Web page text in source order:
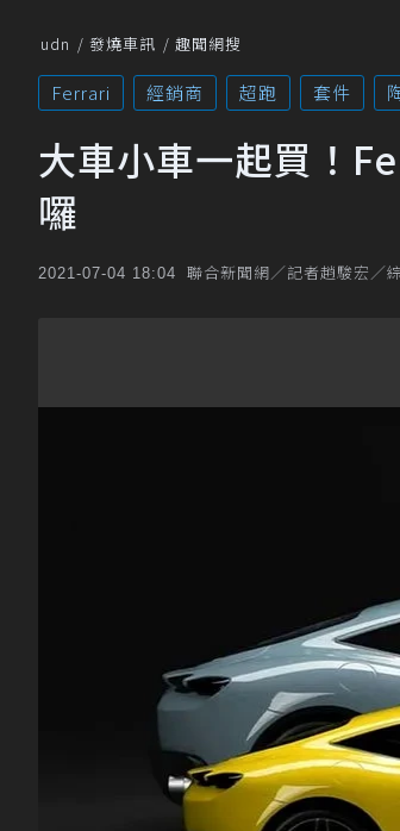
udn 發燒車訊 趣聞網搜
Ferrari 經銷商 超跑 套件
大車小車一起買！
囉
2021-07-04 18:04 聯合新聞網／記者趙駿宏／